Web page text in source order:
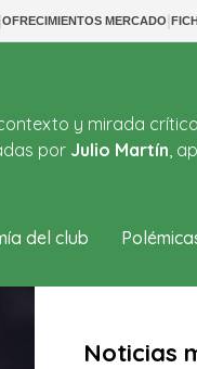
OFRECIMIENTOS MERCADO|
y mirada
por Julio Martín,
del club
Noticias